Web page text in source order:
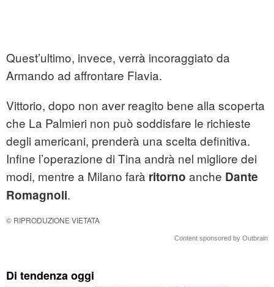
Quest’ultimo, invece, verrà incoraggiato da
Armando ad affrontare Flavia.
Vittorio, dopo non aver reagito bene alla scoperta
che La Palmieri non può soddisfare le richieste
degli americani, prenderà una scelta definitiva.
Infine l’operazione di Tina andrà nel migliore dei
modi, mentre a Milano farà ritorno anche Dante
Romagnoli.
© RIPRODUZIONE VIETATA
Content sponsored by Outbrain
Di tendenza oggi